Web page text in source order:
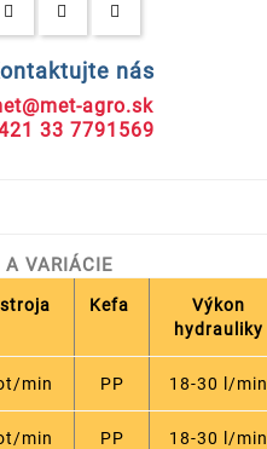
nás
agro.sk
33 7791569
VARIÁCIE
Kefa
Výkon
hydrauliky
min PP 18-30 l/min
min PP 18-30 l/min